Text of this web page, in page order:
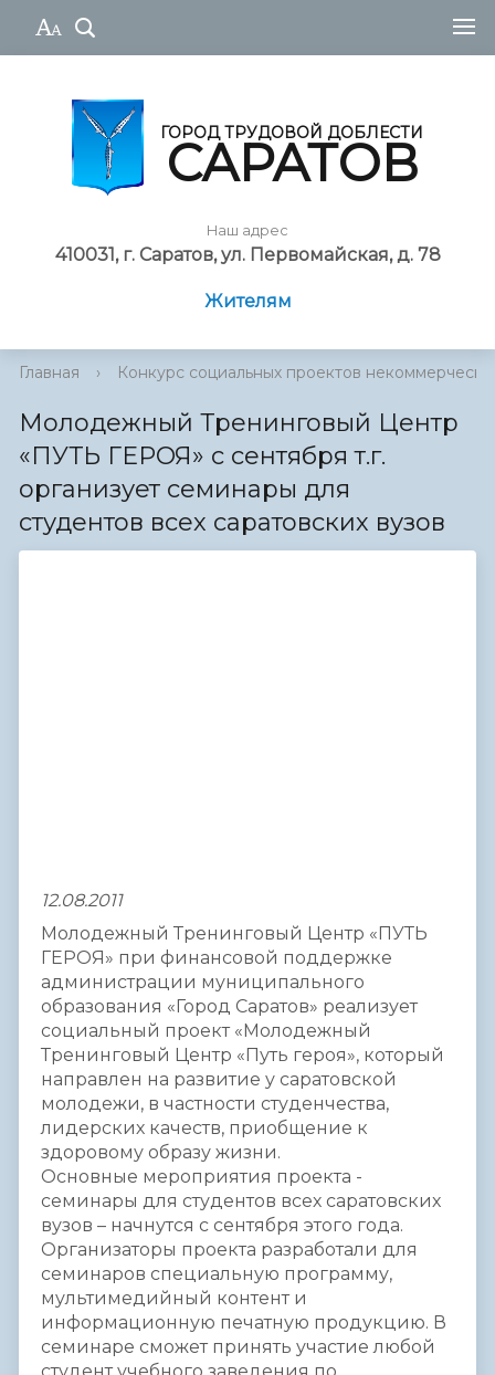
ГОРОД ТРУДОВОЙ ДОБЛЕСТИ
САРАТОВ
Наш адрес
410031, г. Саратов, ул. Первомайская, д. 78
Жителям
Главная › Конкурс социальных проектов некоммерческ...
Молодежный Тренинговый Центр
«ПУТЬ ГЕРОЯ» с сентября т.г.
организует семинары для
студентов всех саратовских вузов
12.08.2011
Молодежный Тренинговый Центр «ПУТЬ
ГЕРОЯ» при финансовой поддержке
администрации муниципального
образования «Город Саратов» реализует
социальный проект «Молодежный
Тренинговый Центр «Путь героя», который
направлен на развитие у саратовской
молодежи, в частности студенчества,
лидерских качеств, приобщение к
здоровому образу жизни.
Основные мероприятия проекта -
семинары для студентов всех саратовских
вузов – начнутся с сентября этого года.
Организаторы проекта разработали для
семинаров специальную программу,
мультимедийный контент и
информационную печатную продукцию. В
семинаре сможет принять участие любой